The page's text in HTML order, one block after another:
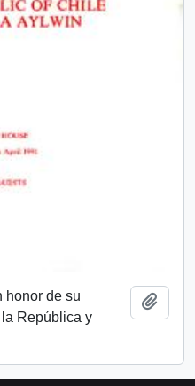
honor de su
República y